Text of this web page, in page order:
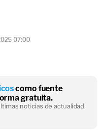
07:00
como fuente
gratuita.
noticias de actualidad.